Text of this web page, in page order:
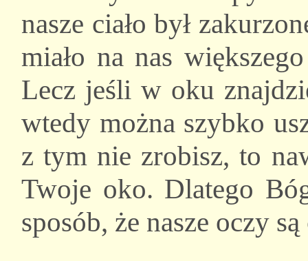
nasze ciało był
miało na nas
Lecz jeśli w oku
wtedy można szybko
z tym nie zrobisz, to
Twoje oko. Dlatego
sposób, że nasze oczy